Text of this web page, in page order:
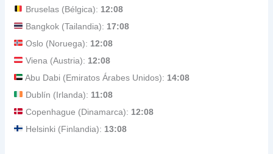
Bruselas (Bélgica): 12:08
Bangkok (Tailandia): 17:08
Oslo (Noruega): 12:08
Viena (Austria): 12:08
Abu Dabi (Emiratos Árabes Unidos): 14:08
Dublín (Irlanda): 11:08
Copenhague (Dinamarca): 12:08
Helsinki (Finlandia): 13:08